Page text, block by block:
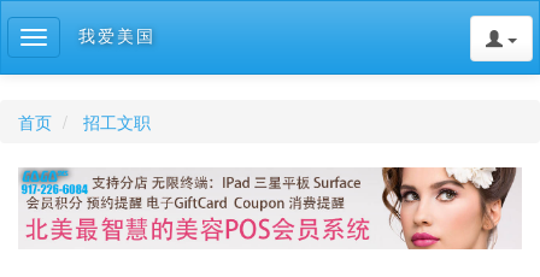
Toggle
navigation
我爱美国
首页 招工文职